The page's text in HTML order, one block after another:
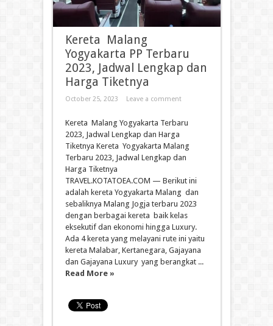
Kereta Malang
Yogyakarta PP Terbaru
2023, Jadwal Lengkap dan
Harga Tiketnya
October 25, 2023 Leave a comment
Kereta Malang Yogyakarta Terbaru
2023, Jadwal Lengkap dan Harga
Tiketnya Kereta Yogyakarta Malang
Terbaru 2023, Jadwal Lengkap dan
Harga Tiketnya
TRAVEL.KOTATOEA.COM — Berikut ini
adalah kereta Yogyakarta Malang dan
sebaliknya Malang Jogja terbaru 2023
dengan berbagai kereta baik kelas
eksekutif dan ekonomi hingga Luxury.
Ada 4 kereta yang melayani rute ini yaitu
kereta Malabar, Kertanegara, Gajayana
dan Gajayana Luxury yang berangkat ...
Read More »